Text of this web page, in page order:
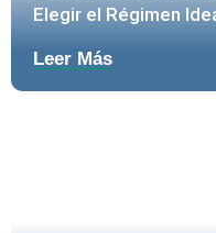
Elegir el Régimen
Leer Más